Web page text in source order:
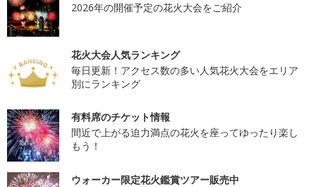
2026年の開催予定の花火大会をご紹介
花火大会人気ランキング
毎日更新！アクセス数の多い人気花火大会をエリア
別にランキング
有料席のチケット情報
間近で上がる迫力満点の花火を座ってゆったり楽し
もう！
ウォーカー限定花火鑑賞ツアー販売中